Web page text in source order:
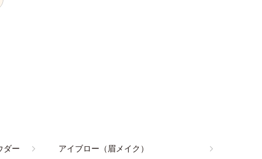
ダー
アイブロー（眉メイク）